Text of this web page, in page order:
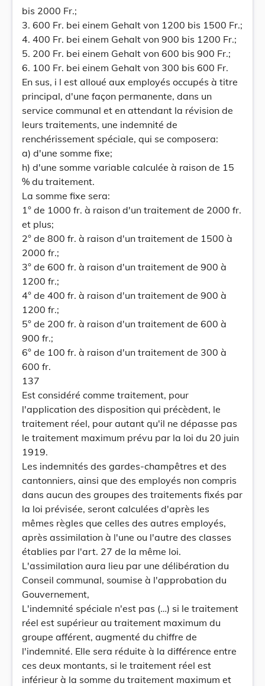
bis 2000 Fr.;
3. 600 Fr. bei einem Gehalt von 1200 bis 1500 Fr.;
4. 400 Fr. bei einem Gehalt von 900 bis 1200 Fr.;
5. 200 Fr. bei einem Gehalt von 600 bis 900 Fr.;
6. 100 Fr. bei einem Gehalt von 300 bis 600 Fr.
En sus, i l est alloué aux employés occupés à titre
principal, d'une façon permanente, dans un
service communal et en attendant la révision de
leurs traitements, une indemnité de
renchérissement spéciale, qui se composera:
a) d'une somme fixe;
h) d'une somme variable calculée à raison de 15
% du traitement.
La somme fixe sera:
1° de 1000 fr. à raison d'un traitement de 2000 fr.
et plus;
2° de 800 fr. à raison d'un traitement de 1500 à
2000 fr.;
3° de 600 fr. à raison d'un traitement de 900 à
1200 fr.;
4° de 400 fr. à raison d'un traitement de 900 à
1200 fr.;
5° de 200 fr. à raison d'un traitement de 600 à
900 fr.;
6° de 100 fr. à raison d'un traitement de 300 à
600 fr.
137
Est considéré comme traitement, pour
l'application des disposition qui précèdent, le
traitement réel, pour autant qu'il ne dépasse pas
le traitement maximum prévu par la loi du 20 juin
1919.
Les indemnités des gardes-champêtres et des
cantonniers, ainsi que des employés non compris
dans aucun des groupes des traitements fixés par
la loi prévisée, seront calculées d'après les
mêmes règles que celles des autres employés,
après assimilation à l'une ou l'autre des classes
établies par l'art. 27 de la même loi.
L'assimilation aura lieu par une délibération du
Conseil communal, soumise à l'approbation du
Gouvernement,
L'indemnité spéciale n'est pas (…) si le traitement
réel est supérieur au traitement maximum du
groupe afférent, augmenté du chiffre de
l'indemnité. Elle sera réduite à la différence entre
ces deux montants, si le traitement réel est
inférieur à la somme du traitement maximum et